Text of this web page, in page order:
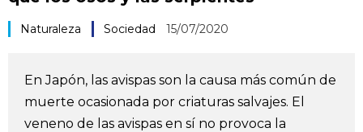
Vida
Guía de Japón
Vídeos e imágenes
Naturaleza Sociedad 15/07/2020
En Japón, las avispas son la causa más común de
muerte ocasionada por criaturas salvajes. El
veneno de las avispas en sí no provoca la